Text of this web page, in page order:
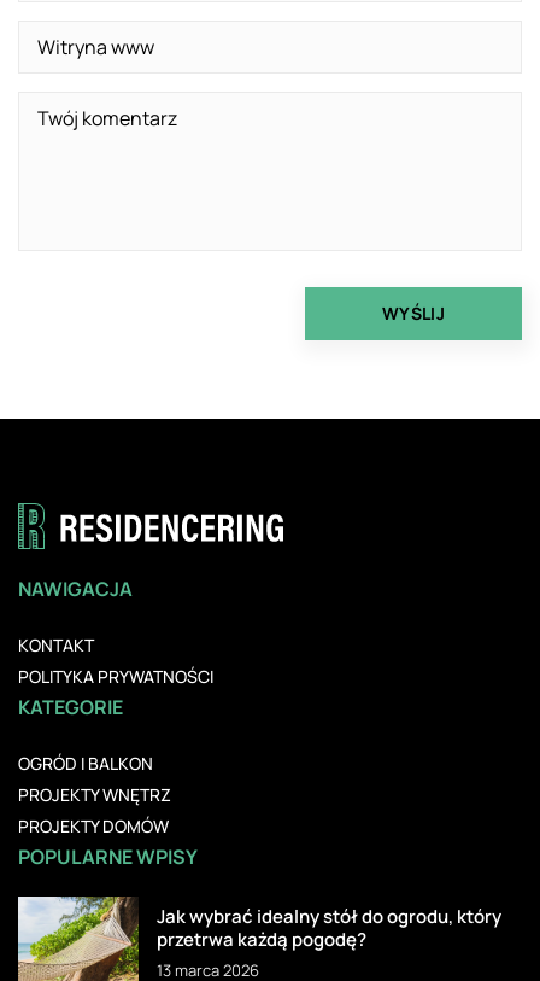
NAWIGACJA
KONTAKT
POLITYKA PRYWATNOŚCI
KATEGORIE
OGRÓD I BALKON
PROJEKTY WNĘTRZ
PROJEKTY DOMÓW
POPULARNE WPISY
Jak wybrać idealny stół do ogrodu, który
przetrwa każdą pogodę?
13 marca 2026